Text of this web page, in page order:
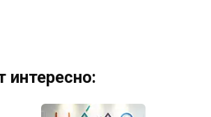
интересно: